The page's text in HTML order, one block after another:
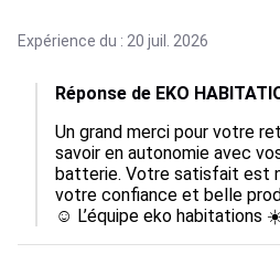
Expérience du : 20 juil. 2026
Réponse de EKO
Un grand merci pour votre
savoir en autonomie avec
batterie. Votre satisfait est
votre confiance et belle
☺️ L’équipe eko habitations